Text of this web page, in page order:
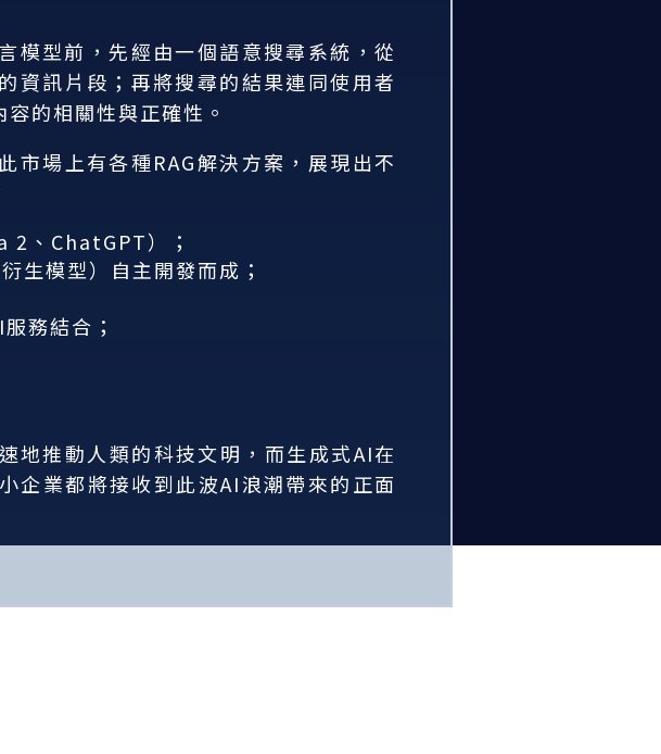
模型前，先經由一個語意搜尋系統，從
資訊片段；再將搜尋的結果連同使用者
的相關性與正確性。
市場上有各種RAG解決方案，展現出不
、ChatGPT）；
生模型）自主開發而成；
務結合；
地推動人類的科技文明，而生成式AI在
企業都將接收到此波AI浪潮帶來的正面